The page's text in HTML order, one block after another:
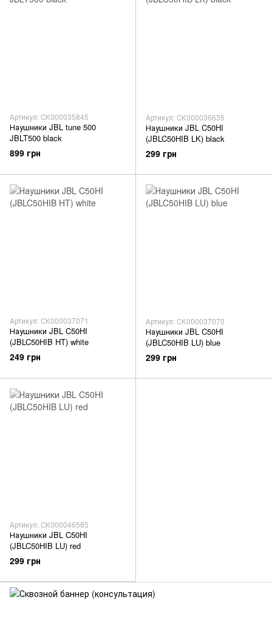
Артикул: СК000035845
Наушники JBL tune 500
JBLT500 black
899 грн
Артикул: СК000036635
Наушники JBL C50HI
(JBLC50HIB LK) black
299 грн
Артикул: СК000037071
Наушники JBL C50HI
(JBLC50HIB HT) white
249 грн
Артикул: СК000037070
Наушники JBL C50HI
(JBLC50HIB LU) blue
299 грн
Артикул: СК000046585
Наушники JBL C50HI
(JBLC50HIB LU) red
299 грн